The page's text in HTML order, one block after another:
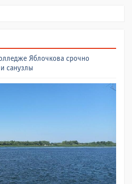
Яблочкова срочно
санузлы